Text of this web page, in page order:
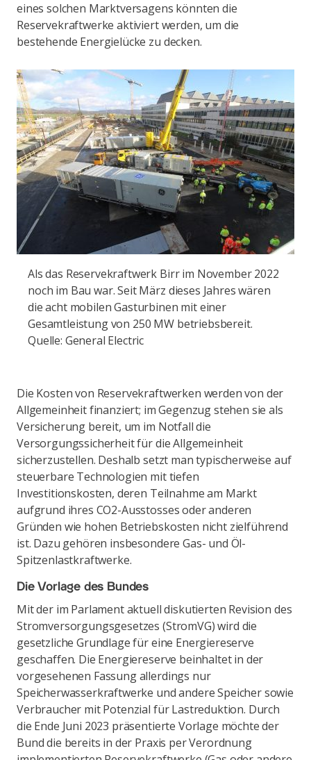
eines solchen Marktversagens könnten die
Reservekraftwerke aktiviert werden, um die
bestehende Energielücke zu decken.
Als das Reservekraftwerk Birr im November 2022
noch im Bau war. Seit März dieses Jahres wären
die acht mobilen Gasturbinen mit einer
Gesamtleistung von 250 MW betriebsbereit.
Quelle: General Electric
Die Kosten von Reservekraftwerken werden von der
Allgemeinheit finanziert; im Gegenzug stehen sie als
Versicherung bereit, um im Notfall die
Versorgungssicherheit für die Allgemeinheit
sicherzustellen. Deshalb setzt man typischerweise auf
steuerbare Technologien mit tiefen
Investitionskosten, deren Teilnahme am Markt
aufgrund ihres CO2-Ausstosses oder anderen
Gründen wie hohen Betriebskosten nicht zielführend
ist. Dazu gehören insbesondere Gas- und Öl-
Spitzenlastkraftwerke.
Die Vorlage des Bundes
Mit der im Parlament aktuell diskutierten Revision des
Stromversorgungsgesetzes (StromVG) wird die
gesetzliche Grundlage für eine Energiereserve
geschaffen. Die Energiereserve beinhaltet in der
vorgesehenen Fassung allerdings nur
Speicherwasserkraftwerke und andere Speicher sowie
Verbraucher mit Potenzial für Lastreduktion. Durch
die Ende Juni 2023 präsentierte Vorlage möchte der
Bund die bereits in der Praxis per Verordnung